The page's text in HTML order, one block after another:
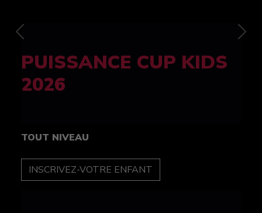
FELINE CUP 100%
féminine
TOUT NIVEAU
INSCRIPTION
Previous Next